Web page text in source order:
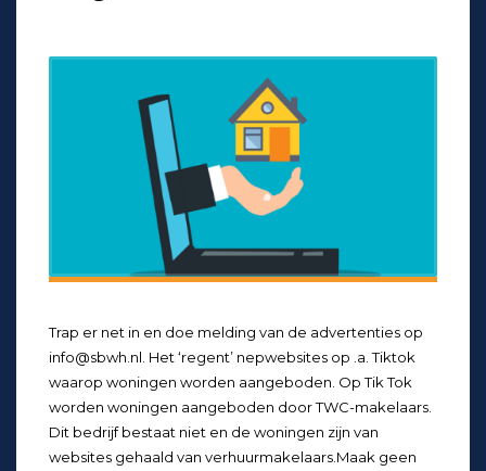
Trap er net in en doe melding van de advertenties op
info@sbwh.nl. Het ‘regent’ nepwebsites op .a. Tiktok
waarop woningen worden aangeboden. Op Tik Tok
worden woningen aangeboden door TWC-makelaars.
Dit bedrijf bestaat niet en de woningen zijn van
websites gehaald van verhuurmakelaars.Maak geen